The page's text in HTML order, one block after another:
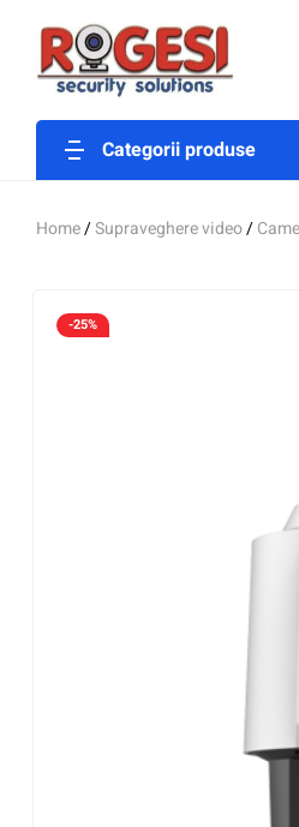
Categorii produse
Home/Supraveghere video/
-25%